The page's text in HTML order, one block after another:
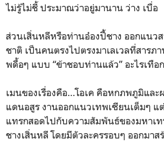
ไม่รู้ไม่ชี้ ประมาณว่าอยู่มานาน ว่าง เบื่อ
ส่วนเสิ่นหลีหรือท่านอ๋องปี้ชาง ออกแนวส
ชาติ เป็นคนตรงไปตรงมาเลเวลที่สารภ
พดื้อๆ แบบ “ข้าชอบท่านแล้ว” อะไรเทือ
เมนของเรื่องคือ…โอเค คือหกภพภูมิแล
แดนอสูร งานออกแนวเทพเซียนเต็มๆ แ
แทรกสอดไปกับความสัมพันธ์ของมหาเ
ชางเสิ่นหลี โดยมีตัวละครรอบๆ ออกมาส